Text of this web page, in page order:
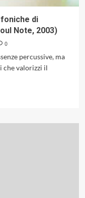
di
Note, 2003)
0
percussive, ma
che valorizzi il